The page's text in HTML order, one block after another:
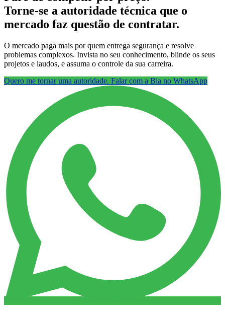
Torne-se a autoridade técnica que o
mercado faz questão de contratar.
O mercado paga mais por quem entrega segurança e resolve
problemas complexos. Invista no seu conhecimento, blinde os seus
projetos e laudos, e assuma o controle da sua carreira.
Quero me tornar uma autoridade. Falar com a Bia no WhatsApp